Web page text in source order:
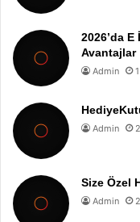
2026’da E
Avantajlar
Admin
Admin
Size Özel
Admin